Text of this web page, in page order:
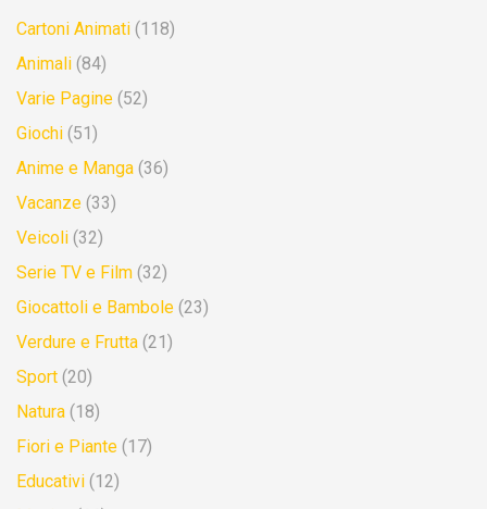
Cartoni Animati (118)
Animali (84)
Varie Pagine (52)
Giochi (51)
Anime e Manga (36)
Vacanze (33)
Veicoli (32)
Serie TV e Film (32)
Giocattoli e Bambole (23)
Verdure e Frutta (21)
Sport (20)
Natura (18)
Fiori e Piante (17)
Educativi (12)